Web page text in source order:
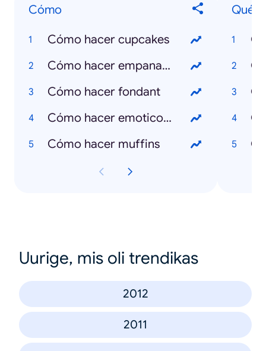
Cómo
Cómo hacer cupcakes
Cómo hacer empanadas
Cómo hacer fondant
Cómo hacer emoticones
Cómo hacer muffins
Qué
Uurige, mis oli trendikas
2012
2011